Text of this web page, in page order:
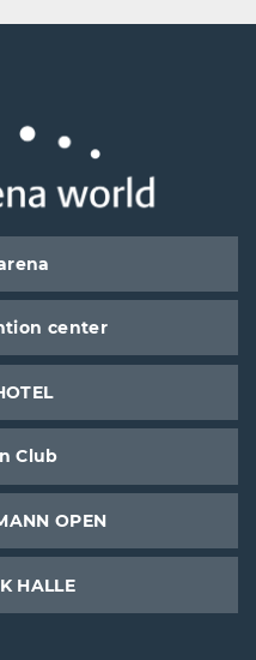
center
Club
OPEN
HALLE